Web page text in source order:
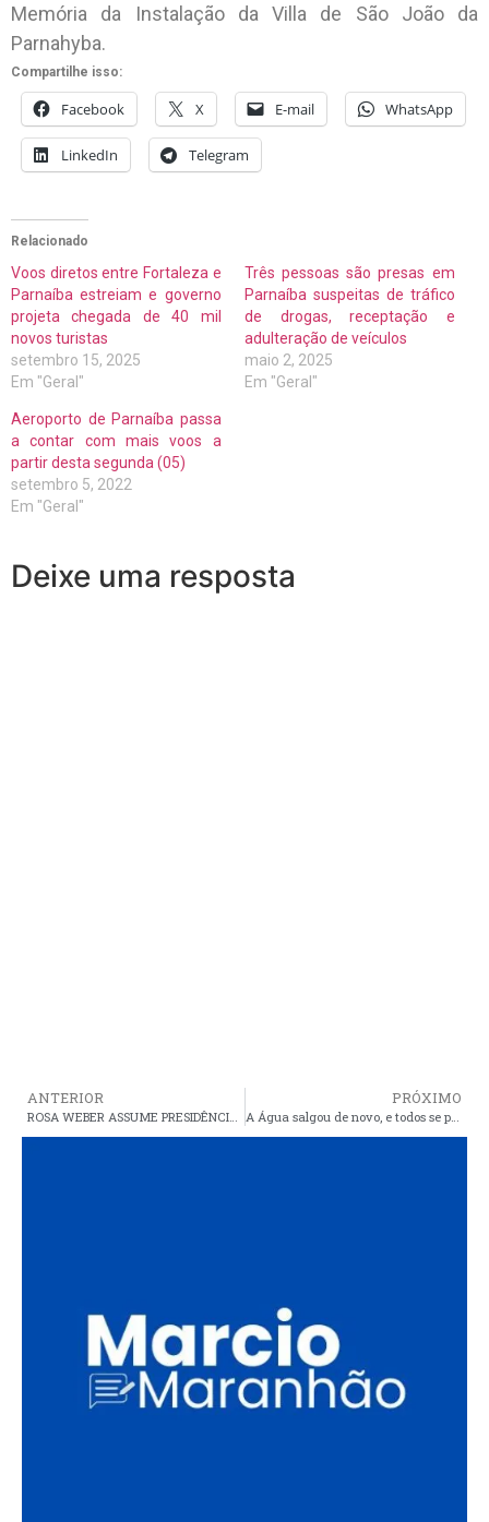
Memória da Instalação da Villa de São João da
Parnahyba.
Compartilhe isso:
Facebook X E-mail WhatsApp
LinkedIn Telegram
Relacionado
Voos diretos entre Fortaleza e
Parnaíba estreiam e governo
projeta chegada de 40 mil
novos turistas
setembro 15, 2025
Em "Geral"
Três pessoas são presas em
Parnaíba suspeitas de tráfico
de drogas, receptação e
adulteração de veículos
maio 2, 2025
Em "Geral"
Aeroporto de Parnaíba passa
a contar com mais voos a
partir desta segunda (05)
setembro 5, 2022
Em "Geral"
Deixe uma resposta
ANTERIOR PRÓXIMO
A Água salgou de novo, e todos se perguntam para onde foi R$ 347.710,64 da desobstrução do Rio Santa Rosa?